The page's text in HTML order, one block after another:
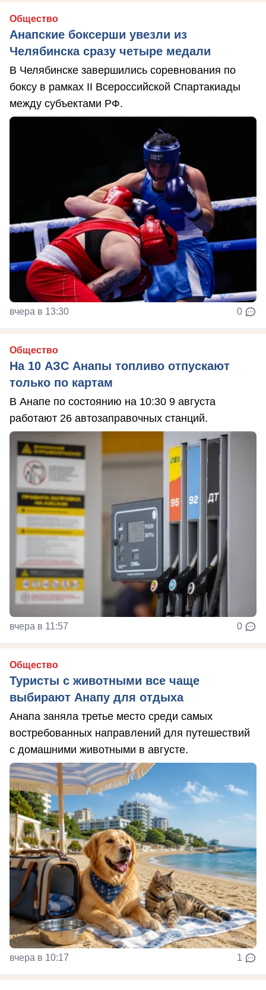
Общество
Анапские боксерши увезли из
Челябинска сразу четыре медали
В Челябинске завершились соревнования по
боксу в рамках II Всероссийской Спартакиады
между субъектами РФ.
вчера в 13:30 0
Общество
На 10 АЗС Анапы топливо отпускают
только по картам
В Анапе по состоянию на 10:30 9 августа
работают 26 автозаправочных станций.
вчера в 11:57 0
Общество
Туристы с животными все чаще
выбирают Анапу для отдыха
Анапа заняла третье место среди самых
востребованных направлений для путешествий
с домашними животными в августе.
вчера в 10:17 1